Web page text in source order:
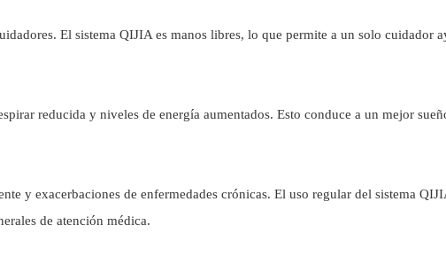
El sistema QIJIA es manos libres, lo que permite a un solo cuidador
reducida y niveles de energía aumentados. Esto conduce a un mejor
y exacerbaciones de enfermedades crónicas. El uso regular del sistema
de atención médica.